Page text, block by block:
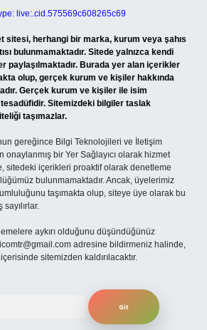
live:.cid.575569c608265c69
sitesi, herhangi bir marka, kurum veya şahıs
bulunmamaktadır. Sitede yalnızca kendi
paylaşılmaktadır. Burada yer alan içerikler
olup, gerçek kurum ve kişiler hakkında
Gerçek kurum ve kişiler ile isim
Sitemizdeki bilgiler taslak
taşımazlar.
gereğince Bilgi Teknolojileri ve İletişim
onaylanmış bir Yer Sağlayıcı olarak hizmet
sitedeki içerikleri proaktif olarak denetleme
bulunmamaktadır. Ancak, üyelerimiz
taşımakta olup, siteye üye olarak bu
aykırı olduğunu düşündüğünüz
adresine bildirmeniz halinde,
sitemizden kaldırılacaktır.